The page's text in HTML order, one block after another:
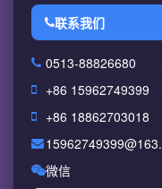
联系我们
0513-88826680
+86 15962749399
+86 18862703018
微信